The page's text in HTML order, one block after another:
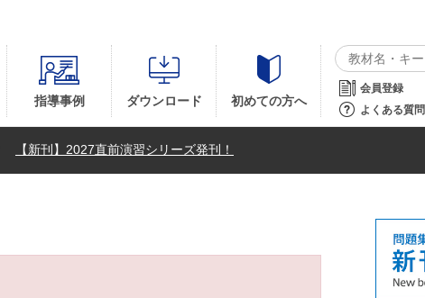
指導事例 ダウンロード 初めての方へ
会員登録
よくある質問
【新刊】2027直前演習シリーズ発刊！